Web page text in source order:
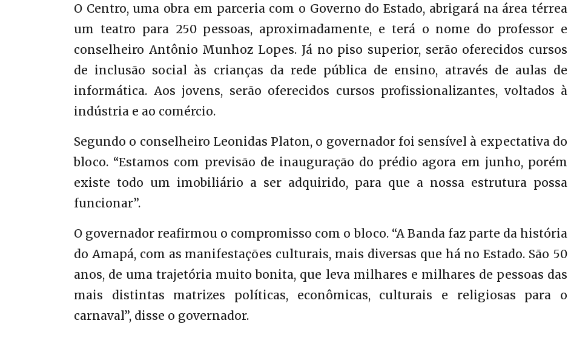
O Centro, uma obra em parceria com o Governo do Estado, abrigará na área térrea
um teatro para 250 pessoas, aproximadamente, e terá o nome do professor e
conselheiro Antônio Munhoz Lopes. Já no piso superior, serão oferecidos cursos
de inclusão social às crianças da rede pública de ensino, através de aulas de
informática. Aos jovens, serão oferecidos cursos profissionalizantes, voltados à
indústria e ao comércio.
Segundo o conselheiro Leonidas Platon, o governador foi sensível à expectativa do
bloco. “Estamos com previsão de inauguração do prédio agora em junho, porém
existe todo um imobiliário a ser adquirido, para que a nossa estrutura possa
funcionar”.
O governador reafirmou o compromisso com o bloco. “A Banda faz parte da história
do Amapá, com as manifestações culturais, mais diversas que há no Estado. São 50
anos, de uma trajetória muito bonita, que leva milhares e milhares de pessoas das
mais distintas matrizes políticas, econômicas, culturais e religiosas para o
carnaval”, disse o governador.